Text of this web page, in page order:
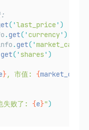
:
( 'last_price' )
.get( ' currency' )
.get( 'market_cap
get( ' shares' )
}, 市值: {market_cap
败了: {e}")